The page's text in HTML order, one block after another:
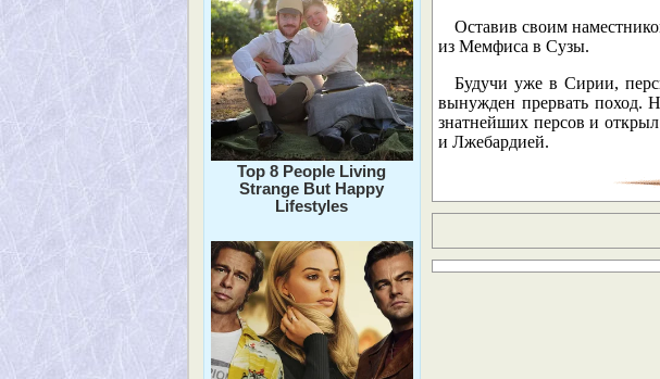
Top 8 People Living
Strange But Happy
Lifestyles
Оставив своим
из Мемфиса в Сузы.
Будучи уже в Сирии,
вынужден прервать поход.
знатнейших персов и
и Лжебардией.